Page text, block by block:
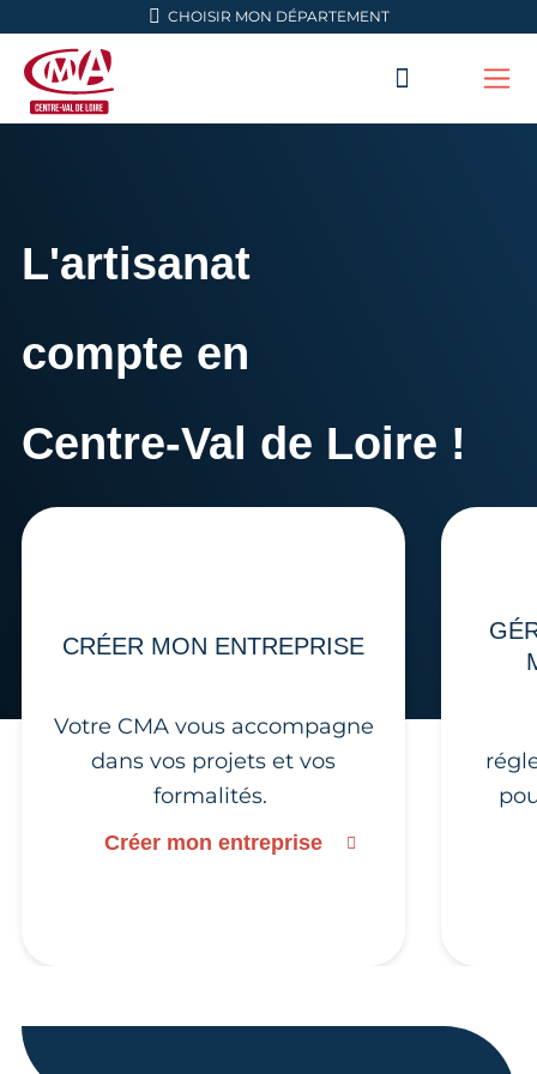
Aller en haut de pageCHOISIR MON DÉPARTEMENT
L'artisanat
compte en
Centre-Val de Loire !
CRÉER MON ENTREPRISE
Votre CMA vous accompagne
dans vos projets et vos
formalités.
Créer mon entreprise